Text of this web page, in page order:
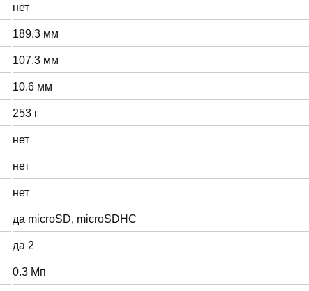
нет
189.3 мм
107.3 мм
10.6 мм
253 г
нет
нет
нет
да microSD, microSDHC
да 2
0.3 Мп